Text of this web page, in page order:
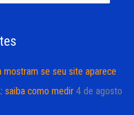
mostram se seu site aparece
saiba como medir 4 de agosto